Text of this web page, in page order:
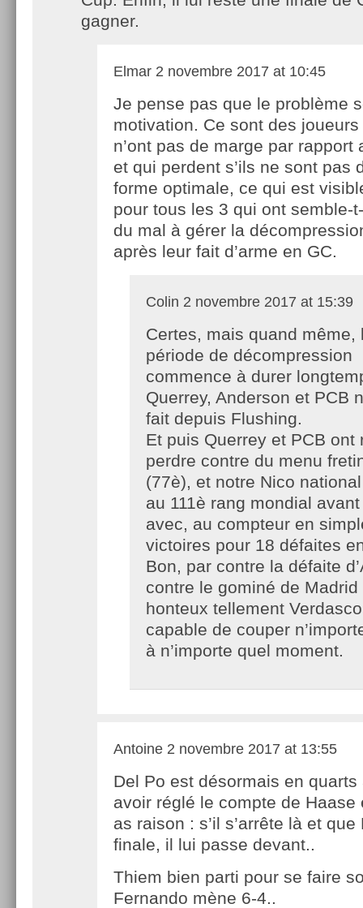
gagner.
Elmar 2 novembre 2017 at 10:45
Je pense pas que le problème
motivation. Ce sont des joueurs
n’ont pas de marge par rapport
et qui perdent s’ils ne sont pas
forme optimale, ce qui est
pour tous les 3 qui ont semble-
du mal à gérer la
après leur fait d’arme en GC.
Colin 2 novembre 2017 at 15:39
Certes, mais quand même,
période de décompression
commence à durer
Querrey, Anderson et PCB
fait depuis Flushing.
Et puis Querrey et PCB ont
perdre contre du menu
(77è), et notre Nico
au 111è rang mondial
avec, au compteur en
victoires pour 18 défaites
Bon, par contre la défaite
contre le gominé de Madrid
honteux tellement
capable de couper
à n’importe quel moment.
Antoine 2 novembre 2017 at 13:55
Del Po est désormais en quarts
avoir réglé le compte de Haase
as raison : s’il s’arrête là et
finale, il lui passe devant..
Thiem bien parti pour se faire
Fernando mène 6-4..